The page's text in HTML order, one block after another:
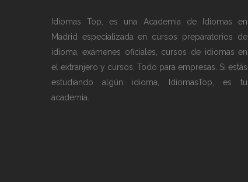
Idiomas Top, es una Academia de Idiomas en
Madrid especializada en cursos preparatorios de
idioma, exámenes oficiales, cursos de idiomas en
el extranjero y cursos. Todo para empresas. Si estás
estudiando algún idioma, IdiomasTop, es tu
academia.